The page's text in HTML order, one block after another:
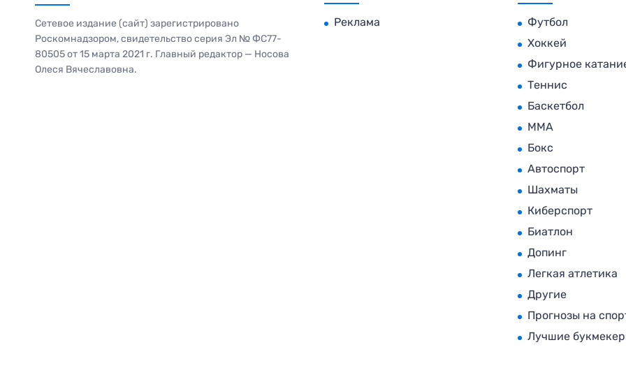
Сетевое издание (сайт) зарегистрировано
Роскомнадзором, свидетельство серия Эл № ФС77-
80505 от 15 марта 2021 г. Главный редактор — Носова
Олеся Вячеславовна.
Реклама
Футбол
Хоккей
Фигурное
Теннис
Баскетбол
MMA
Бокс
Автоспорт
Шахматы
Киберспорт
Биатлон
Допинг
Легкая атлетика
Другие
Прогнозы на
Лучшие